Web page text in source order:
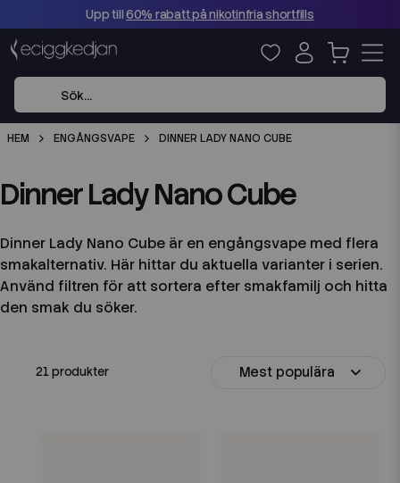
Upp till60% rabatt på nikotinfria shortfills
HEM ENGÅNGSVAPE DINNER LADY NANO CUBE
Dinner Lady Nano Cube
Dinner Lady Nano Cube är en engångsvape med flera
smakalternativ. Här hittar du aktuella varianter i serien.
Använd filtren för att sortera efter smakfamilj och hitta
den smak du söker.
21 produkter Mest populära